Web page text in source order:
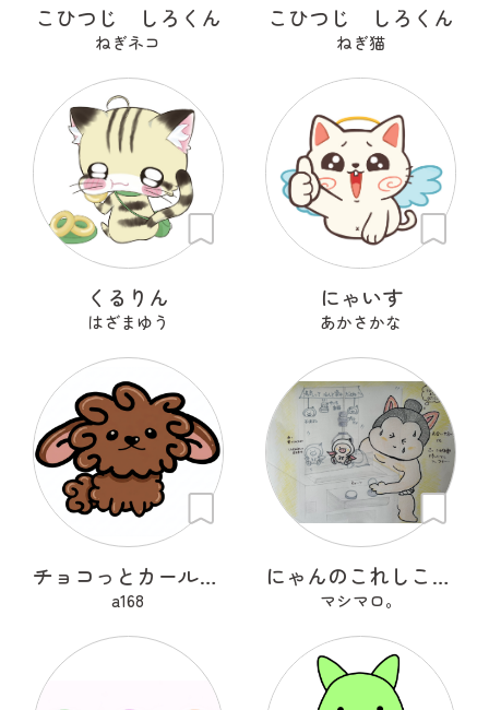
こひつじ しろくん
ねぎネコ
こひつじ しろくん
ねぎ猫
くるりん
はざまゆう
にゃいす
あかさかな
チョコっとカールちゃん
a168
にゃんのこれしこ ある日の夢 Ｎo.1
マシマロ。